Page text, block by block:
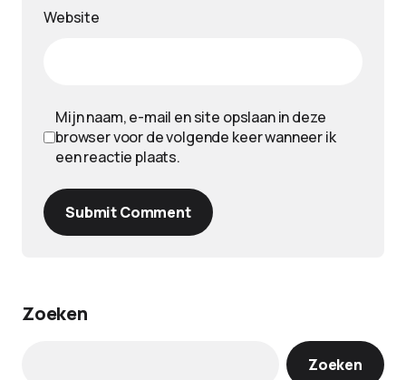
Website
Mijn naam, e-mail en site opslaan in deze
browser voor de volgende keer wanneer ik
een reactie plaats.
Submit Comment
Zoeken
Zoeken